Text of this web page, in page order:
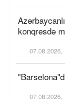
konqresdə
07.08.2026,
07.08.2026,